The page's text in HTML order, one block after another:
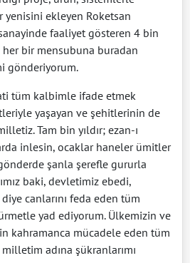
yenisini ekleyen Roketsan
faaliyet gösteren 4 bin
her bir mensubuna buradan
gönderiyorum.
tüm kalbimle ifade etmek
yaşayan ve şehitlerinin de
Tam bin yıldır; ezan-ı
inlesin, ocaklar haneler ümitler
şanla şerefle gururla
baki, devletimiz ebedi,
canlarını feda eden tüm
yad ediyorum. Ülkemizin ve
kahramanca mücadele eden tüm
adına şükranlarımı